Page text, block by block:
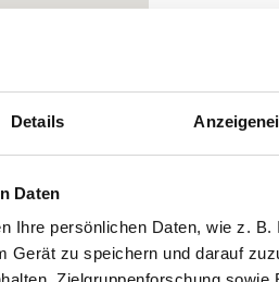
Details
Daten
Ihre persönlichen Daten, wie z.
Gerät zu speichern und darauf